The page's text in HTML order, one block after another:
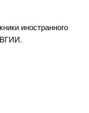
иностранного